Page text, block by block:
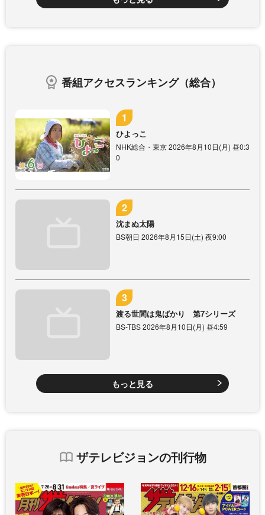
番組アクセスランキング（総合）
ひよっこ
NHK総合・東京 2026年8月10日(月) 昼0:3
0
沈まぬ太陽
BS朝日 2026年8月15日(土) 夜9:00
渡る世間は鬼ばかり 第7シリーズ
BS-TBS 2026年8月10日(月) 昼4:59
もっと見る
ザテレビジョンの刊行物